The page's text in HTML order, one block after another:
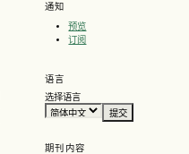
通知
预览
订阅
语言
选择语言
期刊内容